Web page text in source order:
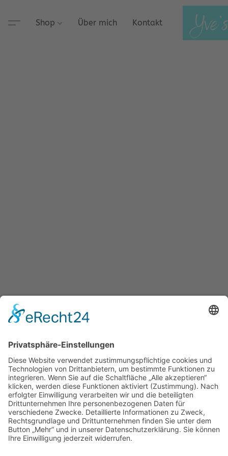
Shop Über mich Kontakt